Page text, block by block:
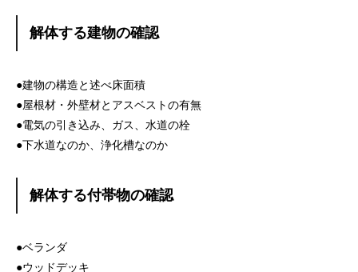
解体する建物の確認
●建物の構造と述べ床面積
●屋根材・外壁材とアスベストの有無
●電気の引き込み、ガス、水道の栓
●下水道なのか、浄化槽なのか
解体する付帯物の確認
●ベランダ
●ウッドデッキ